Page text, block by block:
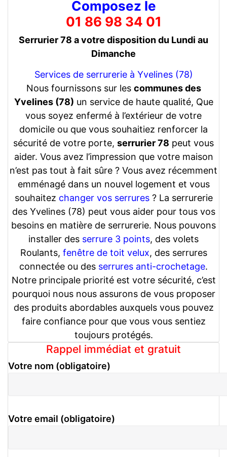
Composez le
01 86 98 34 01
Serrurier 78 a votre disposition du Lundi au
Dimanche
Services de serrurerie à Yvelines (78)
Nous fournissons sur les communes des
Yvelines (78) un service de haute qualité, Que
vous soyez enfermé à l’extérieur de votre
domicile ou que vous souhaitiez renforcer la
sécurité de votre porte, serrurier 78 peut vous
aider. Vous avez l’impression que votre maison
n’est pas tout à fait sûre ? Vous avez récemment
emménagé dans un nouvel logement et vous
souhaitez changer vos serrures? La serrurerie
des Yvelines (78) peut vous aider pour tous vos
besoins en matière de serrurerie. Nous pouvons
installer des serrure 3 points, des volets
Roulants, fenêtre de toit velux, des serrures
connectée ou des serrures anti-crochetage.
Notre principale priorité est votre sécurité, c’est
pourquoi nous nous assurons de vous proposer
des produits abordables auxquels vous pouvez
faire confiance pour que vous vous sentiez
toujours protégés.
Rappel immédiat et gratuit
Votre nom (obligatoire)
Votre email (obligatoire)